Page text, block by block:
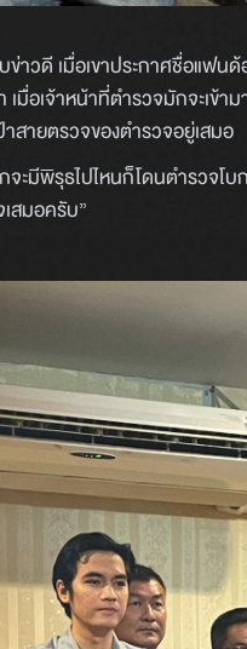
ดี เมื่อเขาประกาศชื่อแฟนด้
อเจ้าหน้าที่ตำรวจมักจะเข้า
าสายตรวจของตำรวจอยู่เสมอ
ะมีพิรุธไปไหนก็โดนตำรวจโ
สมอครับ”